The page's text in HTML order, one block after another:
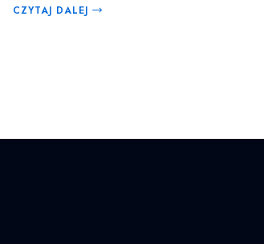
CZYTAJ DALEJ